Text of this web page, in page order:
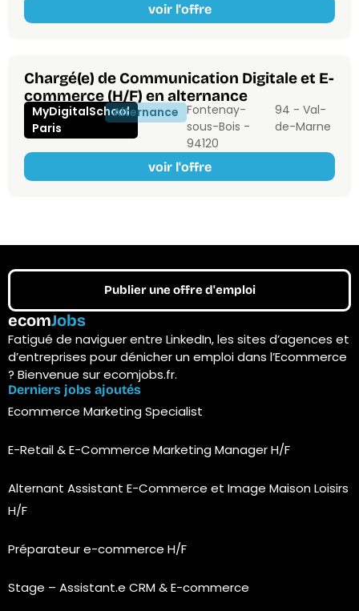
voir l'offre
Chargé(e) de Communication Digitale et E-
commerce (H/F) en alternance
MyDigitalSchool
Paris
Alternance Fontenay-
sous-Bois -
94120
94 - Val-
de-Marne
voir l'offre
ecomJobs
Fatigué de naviguer entre LinkedIn, les sites d’agences et
d’entreprises pour dénicher un emploi dans l’Ecommerce
? Bienvenue sur ecomjobs.fr.
Publier une offre d'emploi
Derniers jobs ajoutés
Ecommerce Marketing Specialist
E-Retail & E-Commerce Marketing Manager H/F
Alternant Assistant E-Commerce et Image Maison Loisirs
H/F
Préparateur e-commerce H/F
Stage – Assistant.e CRM & E-commerce